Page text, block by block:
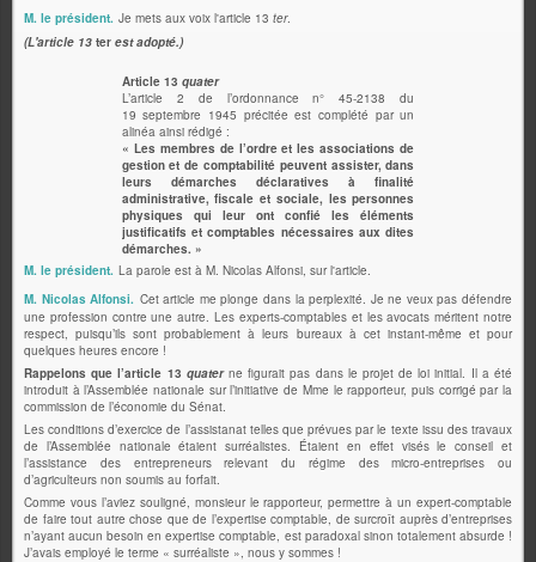
M. le président. Je mets aux voix l'article 13 ter.
(L'article 13 ter est adopté.)
Article 13 quater
L’article 2 de l’ordonnance n° 45-2138 du
19 septembre 1945 précitée est complété par un
alinéa ainsi rédigé :
« Les membres de l’ordre et les associations de
gestion et de comptabilité peuvent assister, dans
leurs démarches déclaratives à finalité
administrative, fiscale et sociale, les personnes
physiques qui leur ont confié les éléments
justificatifs et comptables nécessaires aux dites
démarches. »
M. le président. La parole est à M. Nicolas Alfonsi, sur l'article.
M. Nicolas Alfonsi. Cet article me plonge dans la perplexité. Je ne veux pas défendre
une profession contre une autre. Les experts-comptables et les avocats méritent notre
respect, puisqu’ils sont probablement à leurs bureaux à cet instant-même et pour
quelques heures encore !
Rappelons que l’article 13 quaterne figurait pas dans le projet de loi initial. Il a été
introduit à l’Assemblée nationale sur l’initiative de Mme le rapporteur, puis corrigé par la
commission de l’économie du Sénat.
Les conditions d’exercice de l’assistanat telles que prévues par le texte issu des travaux
de l’Assemblée nationale étaient surréalistes. Étaient en effet visés le conseil et
l’assistance des entrepreneurs relevant du régime des micro-entreprises ou
d’agriculteurs non soumis au forfait.
Comme vous l’aviez souligné, monsieur le rapporteur, permettre à un expert-comptable
de faire tout autre chose que de l’expertise comptable, de surcroît auprès d’entreprises
n’ayant aucun besoin en expertise comptable, est paradoxal sinon totalement absurde !
J’avais employé le terme « surréaliste », nous y sommes !